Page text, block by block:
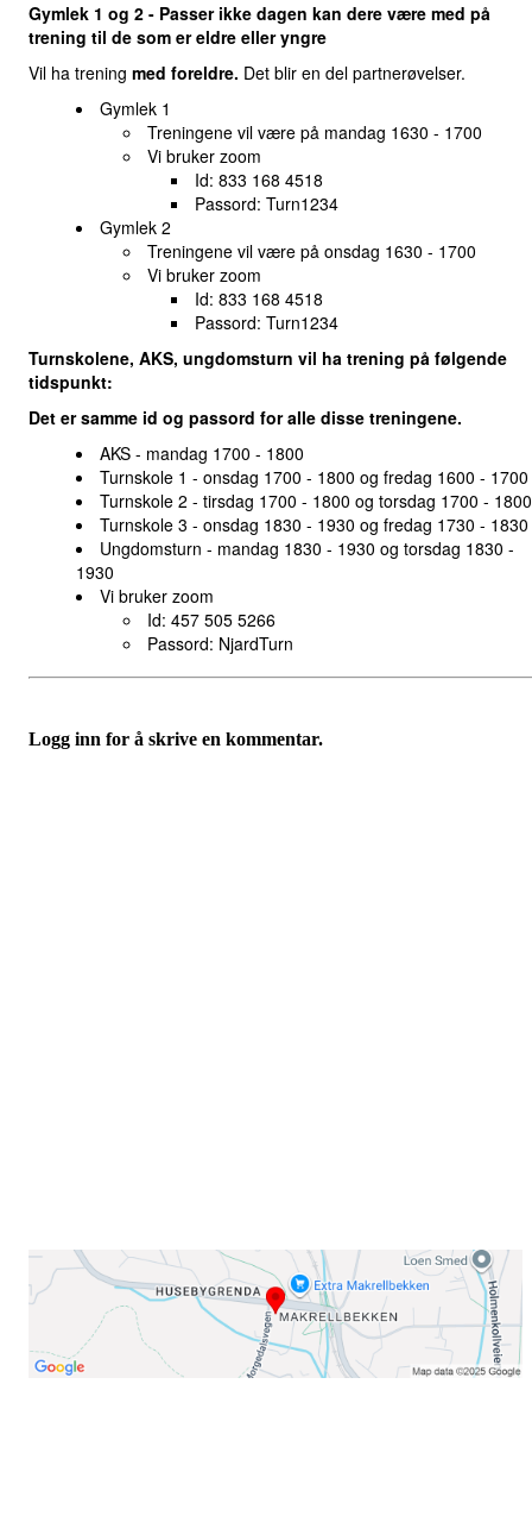
Gymlek 1 og 2 - Passer ikke dagen kan dere være med på
trening til de som er eldre eller yngre
Vil ha trening med foreldre. Det blir en del partnerøvelser.
Gymlek 1
Treningene vil være på mandag 1630 - 1700
Vi bruker zoom
Id: 833 168 4518
Passord: Turn1234
Gymlek 2
Treningene vil være på onsdag 1630 - 1700
Vi bruker zoom
Id: 833 168 4518
Passord: Turn1234
Turnskolene, AKS, ungdomsturn vil ha trening på følgende
tidspunkt:
Det er samme id og passord for alle disse treningene.
AKS - mandag 1700 - 1800
Turnskole 1 - onsdag 1700 - 1800 og fredag 1600 - 1700
Turnskole 2 - tirsdag 1700 - 1800 og torsdag 1700 - 1800
Turnskole 3 - onsdag 1830 - 1930 og fredag 1730 - 1830
Ungdomsturn - mandag 1830 - 1930 og torsdag 1830 -
1930
Vi bruker zoom
Id: 457 505 5266
Passord: NjardTurn
Logg inn for å skrive en kommentar.